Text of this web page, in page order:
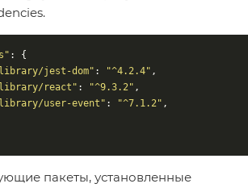
: {
jest-dom" : "^4.2.4" ,
library/react" : "^9.3.2" ,
user-event" : "^7.1.2" ,
пакеты, установленные